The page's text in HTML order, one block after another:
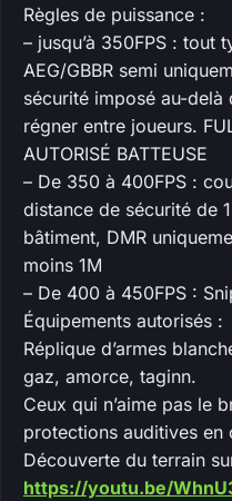
Règles de puissance :
– jusqu’à 350FPS : tout
AEG/GBBR semi
sécurité imposé au-
régner entre joueurs.
AUTORISÉ BATTEUSE
– De 350 à 400FPS :
distance de sécurité de
bâtiment, DMR
moins 1M
– De 400 à 450FPS :
Équipements autorisés :
Réplique d’armes
gaz, amorce, taginn.
Ceux qui n’aime pas le
protections auditives en
Découverte du terrain
https://youtu.be/